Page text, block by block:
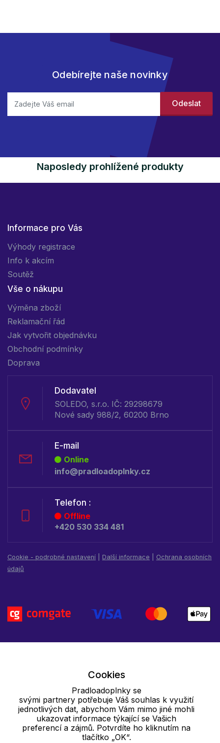
Odebírejte naše novinky
Naposledy prohlížené produkty
Informace pro Vás
Výhody registrace
Info k akcím
Soutěž
Vše o nákupu
Výměna zboží
Reklamační řád
Jak vytvořit objednávku
Obchodní podmínky
Doprava
Dodavatel
SOLEDO, s.r.o. IČ: 29298679
Nové sady 988/2, 60200 Brno
E-mail
Online
info@pradloadoplnky.cz
Telefon :
Offline
+420 530 334 481
Cookie - podrobné nastavení Další informace
Ochrana osobních
údajů
Cookies
Pradloadoplnky se
svými partnery potřebuje Váš souhlas k využití
jednotlivých dat, abychom Vám mimo jiné mohli
ukazovat informace týkající se Vašich
preferencí a zájmů. Potvrdíte ho kliknutím na
tlačítko „OK“.